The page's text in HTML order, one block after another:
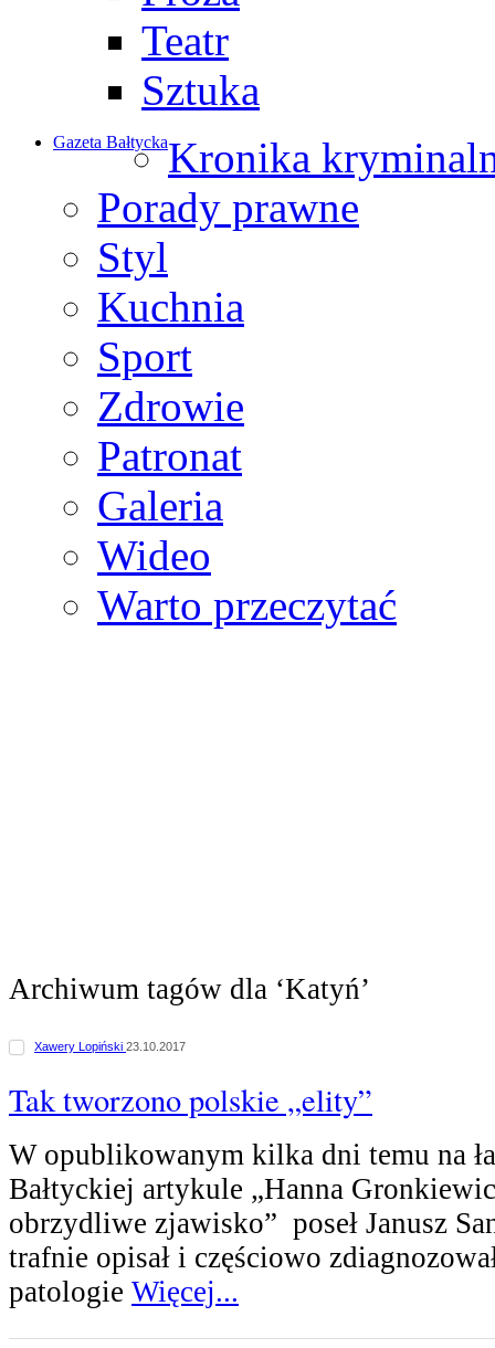
Teatr
Sztuka
Gazeta BałtyckaKronika
Porady prawne
Styl
Kuchnia
Sport
Zdrowie
Patronat
Galeria
Wideo
Warto przeczytać
Archiwum tagów dla ‘Katyń’
Xawery Lopiński 23.10.2017
Tak tworzono polskie „elity”
W opublikowanym kilka dni temu na
Bałtyckiej artykule „Hanna
obrzydliwe zjawisko” poseł Janusz
trafnie opisał i częściowo
patologie Więcej...